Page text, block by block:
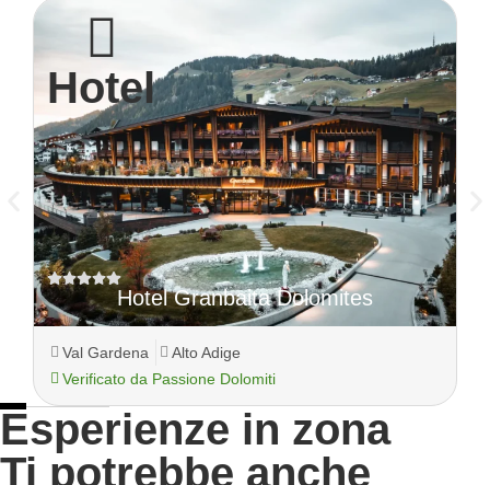
Hotel
Hotel Granbaita Dolomites
Val Gardena
Alto Adige
Verificato da Passione Dolomiti
Esperienze in zona
Ti potrebbe anche